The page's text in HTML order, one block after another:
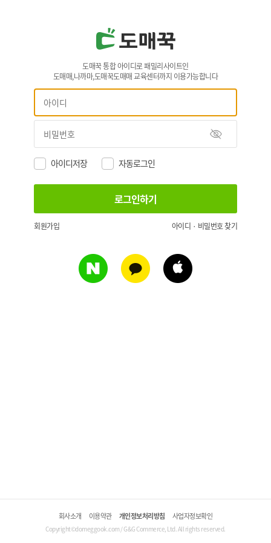
도매꾹 통합 아이디로 패밀리사이트인
도매매,나까마,도매꾹도매매 교육센터까지 이용가능합니다
아이디저장 자동로그인
회원가입 아이디 · 비밀번호 찾기
회사소개 이용약관 개인정보처리방침 사업자정보확인
Copyright©domeggook.com / G&G Commerce, Ltd. All rights reserved.